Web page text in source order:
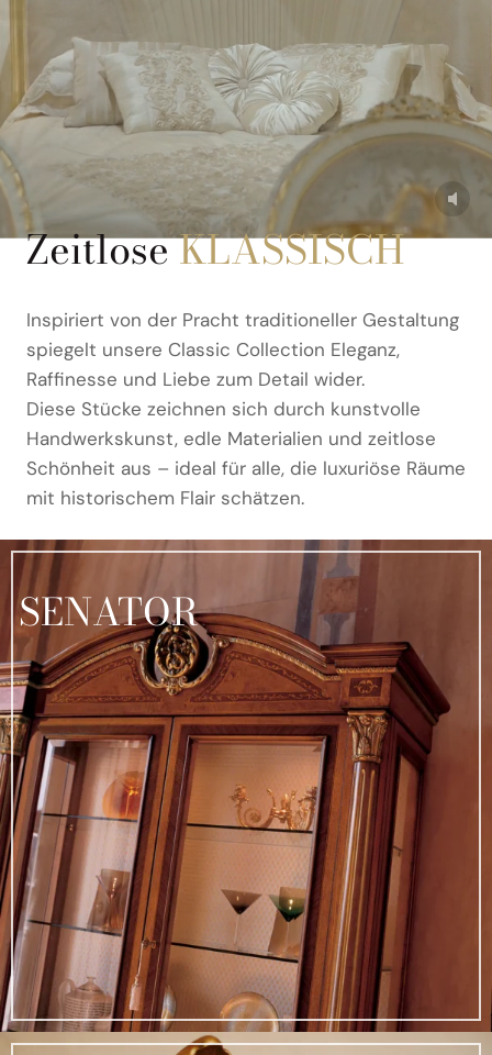
ZeitloseKLASSISCH
Inspiriert von der Pracht traditioneller Gestaltung
spiegelt unsere Classic Collection Eleganz,
Raffinesse und Liebe zum Detail wider.
Diese Stücke zeichnen sich durch kunstvolle
Handwerkskunst, edle Materialien und zeitlose
Schönheit aus – ideal für alle, die luxuriöse Räume
mit historischem Flair schätzen.
SENATOR